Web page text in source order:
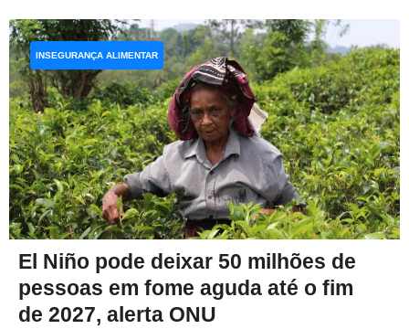
El Niño pode deixar 50 milhões de
pessoas em fome aguda até o fim
de 2027, alerta ONU
INSEGURANÇA ALIMENTAR